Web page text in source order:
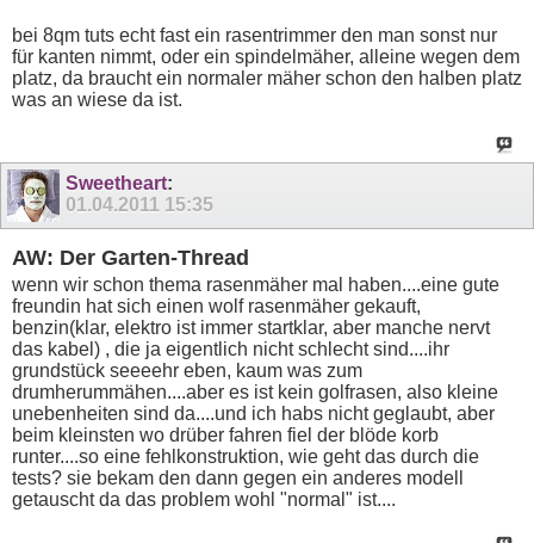
bei 8qm tuts echt fast ein rasentrimmer den man sonst nur
für kanten nimmt, oder ein spindelmäher, alleine wegen dem
platz, da braucht ein normaler mäher schon den halben platz
was an wiese da ist.
Sweetheart:
01.04.2011 15:35
AW: Der Garten-Thread
wenn wir schon thema rasenmäher mal haben....eine gute
freundin hat sich einen wolf rasenmäher gekauft,
benzin(klar, elektro ist immer startklar, aber manche nervt
das kabel) , die ja eigentlich nicht schlecht sind....ihr
grundstück seeeehr eben, kaum was zum
drumherummähen....aber es ist kein golfrasen, also kleine
unebenheiten sind da....und ich habs nicht geglaubt, aber
beim kleinsten wo drüber fahren fiel der blöde korb
runter....so eine fehlkonstruktion, wie geht das durch die
tests? sie bekam den dann gegen ein anderes modell
getauscht da das problem wohl "normal" ist....